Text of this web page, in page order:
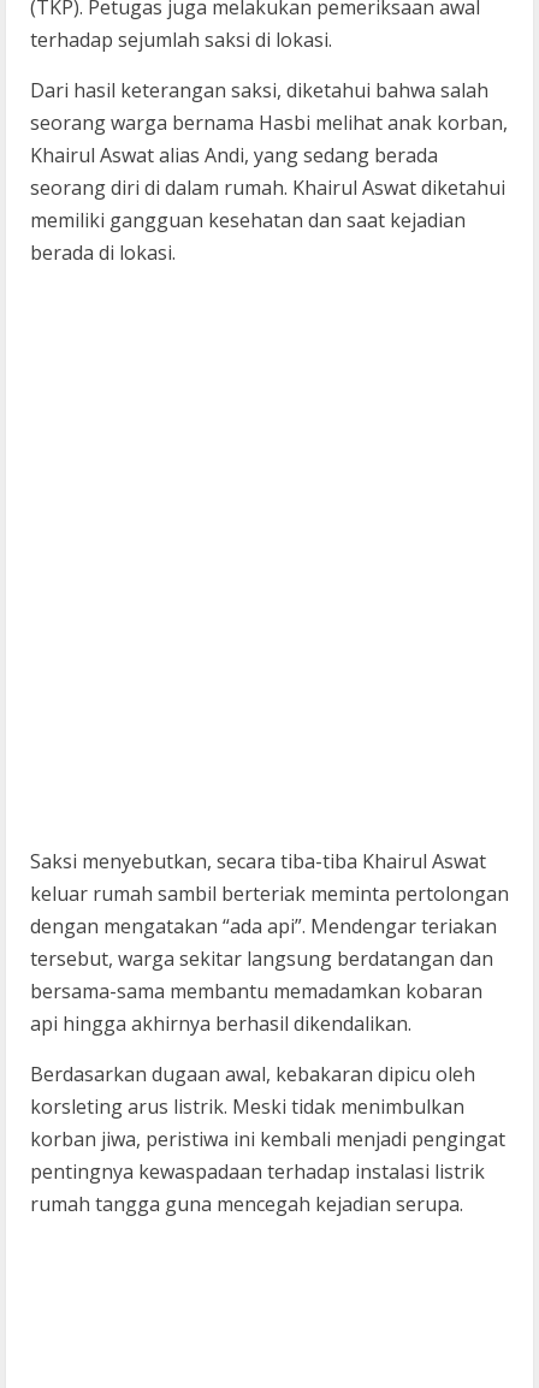
(TKP). Petugas juga melakukan pemeriksaan awal
terhadap sejumlah saksi di lokasi.
Dari hasil keterangan saksi, diketahui bahwa salah
seorang warga bernama Hasbi melihat anak korban,
Khairul Aswat alias Andi, yang sedang berada
seorang diri di dalam rumah. Khairul Aswat diketahui
memiliki gangguan kesehatan dan saat kejadian
berada di lokasi.
Saksi menyebutkan, secara tiba-tiba Khairul Aswat
keluar rumah sambil berteriak meminta pertolongan
dengan mengatakan “ada api”. Mendengar teriakan
tersebut, warga sekitar langsung berdatangan dan
bersama-sama membantu memadamkan kobaran
api hingga akhirnya berhasil dikendalikan.
Berdasarkan dugaan awal, kebakaran dipicu oleh
korsleting arus listrik. Meski tidak menimbulkan
korban jiwa, peristiwa ini kembali menjadi pengingat
pentingnya kewaspadaan terhadap instalasi listrik
rumah tangga guna mencegah kejadian serupa.